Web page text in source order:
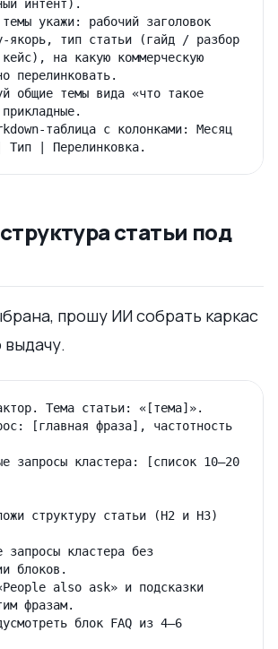
интент).
укажи: рабочий заголовок
якорь, тип статьи (гайд / разбор
на какую коммерческую
перелинковать.
общие темы вида «что такое
таблица с колонками: Месяц
статьи под
прошу ИИ собрать каркас
Тема статьи: «[тема]».
[главная фраза], частотность
запросы кластера: [список 10–20
структуру статьи (H2 и H3)
запросы кластера без
блоков.
also ask» и подсказки
фразам.
блок FAQ из 4–6